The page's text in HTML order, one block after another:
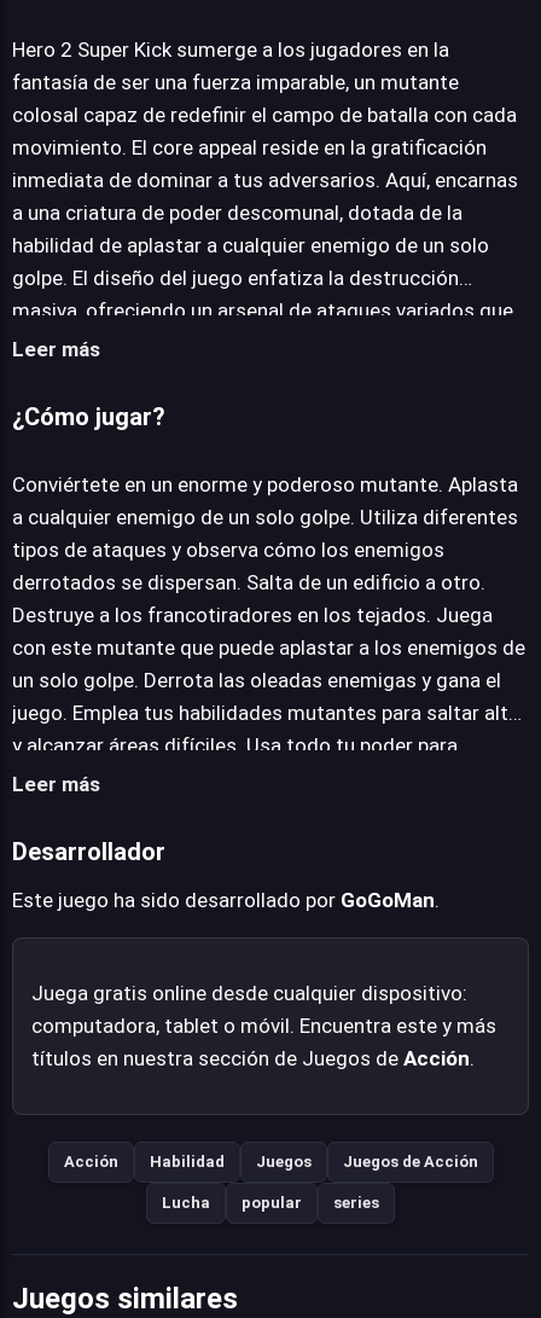
JUEGALO AHORA
Hero 2 Super Kick sumerge a los jugadores en la
fantasía de ser una fuerza imparable, un mutante
colosal capaz de redefinir el campo de batalla con cada
movimiento. El core appeal reside en la gratificación
inmediata de dominar a tus adversarios. Aquí, encarnas
a una criatura de poder descomunal, dotada de la
habilidad de aplastar a cualquier enemigo de un solo
golpe. El diseño del juego enfatiza la destrucción
masiva, ofreciendo un arsenal de ataques variados que
permiten una interacción directa y contundente con el
ciudad, saltando con agilidad sobre los edificios y
francotiradores apostados en los tejados. La
progresión se centra en superar oleadas de enemigos,
utilizando la brutalidad y la escala de tu personaje para
imponer tu voluntad. La experiencia busca ofrecer una
descarga pura de adrenalina, donde cada acción se
traduce en una manifestación palpable de poder. La
propuesta de "Hero 2 Super Kick" es clara: liberar tu furia
mutante y conquistar a todo aquel que se interponga.
Leer más
¿Cómo jugar?
Conviértete en un enorme y poderoso mutante. Aplasta
a cualquier enemigo de un solo golpe. Utiliza diferentes
tipos de ataques y observa cómo los enemigos
derrotados se dispersan. Salta de un edificio a otro.
Destruye a los francotiradores en los tejados. Juega
con este mutante que puede aplastar a los enemigos de
un solo golpe. Derrota las oleadas enemigas y gana el
juego. Emplea tus habilidades mutantes para saltar alto
y alcanzar áreas difíciles. Usa todo tu poder para
aplastar a todos los enemigos y disfruta de una
Leer más
Desarrollador
Este juego ha sido desarrollado por GoGoMan.
Juega gratis online desde cualquier dispositivo:
computadora, tablet o móvil. Encuentra este y más
títulos en nuestra sección de Juegos de Acción.
Acción Habilidad Juegos Juegos de Acción
Lucha popular series
Juegos similares